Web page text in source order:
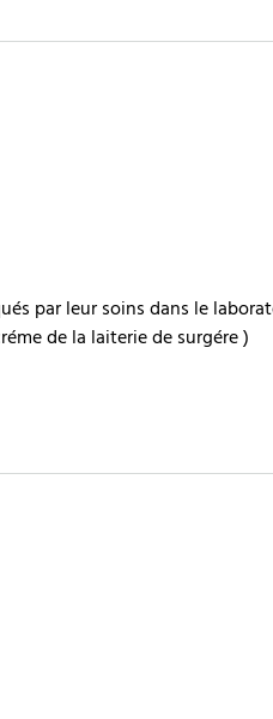
par leur soins dans le
de la laiterie de surgére )